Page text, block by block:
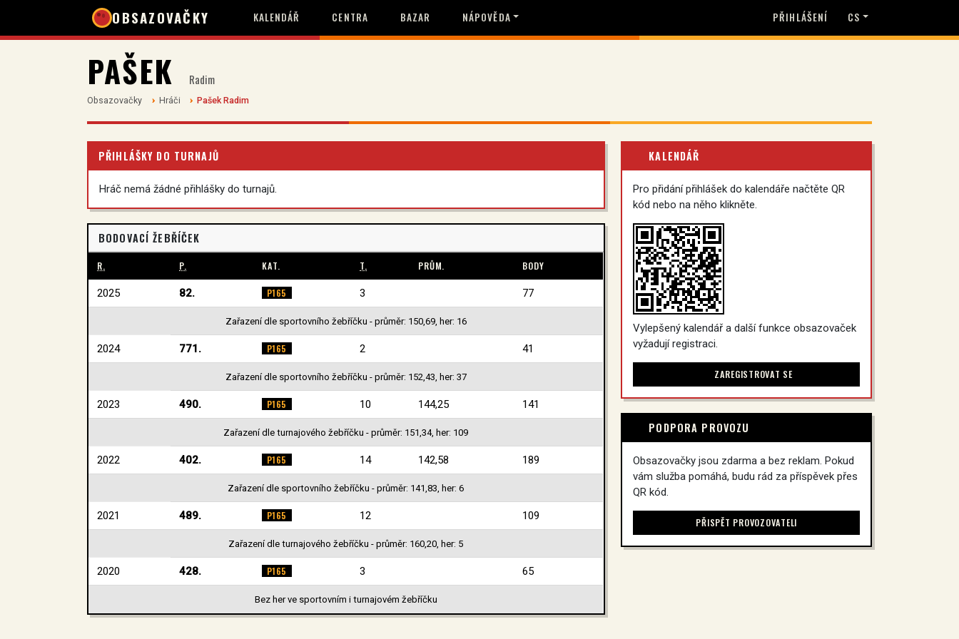
OBSAZOVAČKY KALENDÁŘ CENTRA BAZAR NÁPOVĚDA PŘIHLÁŠENÍ CS
PAŠEK Radim
Obsazovačky Hráči Pašek Radim
PŘIHLÁŠKY DO TURNAJŮ
Hráč nemá žádné přihlášky do turnajů.
BODOVACÍ ŽEBŘÍČEK
R. P. KAT. T. PRŮM. BODY
2025 82. P165 3 77
Zařazení dle sportovního žebříčku - průměr: 150,69, her: 16
2024 771. P165 2 41
Zařazení dle sportovního žebříčku - průměr: 152,43, her: 37
2023 490. P165 10 144,25 141
Zařazení dle turnajového žebříčku - průměr: 151,34, her: 109
2022 402. P165 14 142,58 189
Zařazení dle sportovního žebříčku - průměr: 141,83, her: 6
2021 489. P165 12 109
Zařazení dle turnajového žebříčku - průměr: 160,20, her: 5
2020 428. P165 3 65
Bez her ve sportovním i turnajovém žebříčku
KALENDÁŘ
Pro přidání přihlášek do kalendáře načtěte QR
kód nebo na něho klikněte.
Vylepšený kalendář a další funkce obsazovaček
vyžadují registraci.
ZAREGISTROVAT SE
PODPORA PROVOZU
Obsazovačky jsou zdarma a bez reklam. Pokud
vám služba pomáhá, budu rád za příspěvek přes
QR kód.
PŘISPĚT PROVOZOVATELI